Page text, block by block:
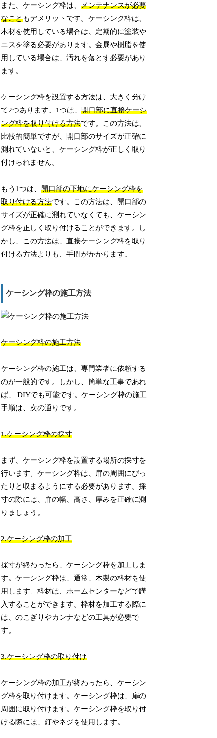
また、ケーシング枠は、メンテナンスが必要
なこともデメリットです。ケーシング枠は、
木材を使用している場合は、定期的に塗装や
ニスを塗る必要があります。金属や樹脂を使
用している場合は、汚れを落とす必要があり
ます。
ケーシング枠を設置する方法は、大きく分け
て2つあります。1つは、開口部に直接ケーシ
ング枠を取り付ける方法です。この方法は、
比較的簡単ですが、開口部のサイズが正確に
測れていないと、ケーシング枠が正しく取り
付けられません。
もう1つは、開口部の下地にケーシング枠を
取り付ける方法です。この方法は、開口部の
サイズが正確に測れていなくても、ケーシン
グ枠を正しく取り付けることができます。し
かし、この方法は、直接ケーシング枠を取り
付ける方法よりも、手間がかかります。
ケーシング枠の施工方法
ケーシング枠の施工方法
ケーシング枠の施工は、専門業者に依頼する
のが一般的です。しかし、簡単な工事であれ
ば、 DIYでも可能です。ケーシング枠の施工
手順は、次の通りです。
1.ケーシング枠の採寸
まず、ケーシング枠を設置する場所の採寸を
行います。ケーシング枠は、扉の周囲にぴっ
たりと収まるようにする必要があります。採
寸の際には、扉の幅、高さ、厚みを正確に測
りましょう。
2.ケーシング枠の加工
採寸が終わったら、ケーシング枠を加工しま
す。ケーシング枠は、通常、木製の枠材を使
用します。枠材は、ホームセンターなどで購
入することができます。枠材を加工する際に
は、のこぎりやカンナなどの工具が必要で
す。
3.ケーシング枠の取り付け
ケーシング枠の加工が終わったら、ケーシン
グ枠を取り付けます。ケーシング枠は、扉の
周囲に取り付けます。ケーシング枠を取り付
ける際には、釘やネジを使用します。